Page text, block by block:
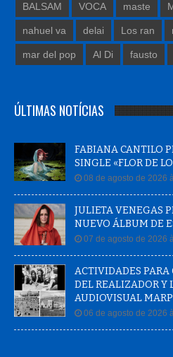
BALSAM VOCA maste
nahuel va delai Los ran
mar del pop Al Di fausto
ÚLTIMAS NOTÍCIAS
FABIANA CANTILO
SINGLE «FLOR DE
08 de agosto de 2026
JULIETA VENEGAS
NUEVO ÁLBUM DE
07 de agosto de 2026
ACTIVIDADES
DEL REALIZADOR Y
AUDIOVISUAL
06 de agosto de 2026